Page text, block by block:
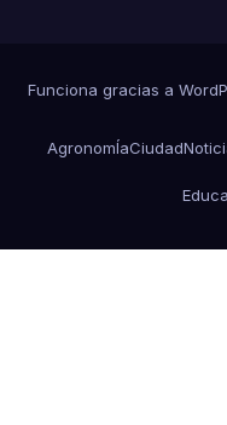
Funciona gracias a
AgronomÍaCiudad